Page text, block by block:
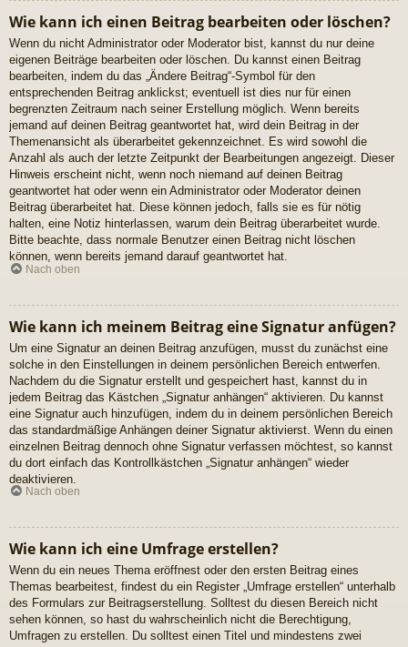
Wie kann ich einen Beitrag bearbeiten oder löschen?
Wenn du nicht Administrator oder Moderator bist, kannst du nur deine
eigenen Beiträge bearbeiten oder löschen. Du kannst einen Beitrag
bearbeiten, indem du das „Ändere Beitrag“-Symbol für den
entsprechenden Beitrag anklickst; eventuell ist dies nur für einen
begrenzten Zeitraum nach seiner Erstellung möglich. Wenn bereits
jemand auf deinen Beitrag geantwortet hat, wird dein Beitrag in der
Themenansicht als überarbeitet gekennzeichnet. Es wird sowohl die
Anzahl als auch der letzte Zeitpunkt der Bearbeitungen angezeigt. Dieser
Hinweis erscheint nicht, wenn noch niemand auf deinen Beitrag
geantwortet hat oder wenn ein Administrator oder Moderator deinen
Beitrag überarbeitet hat. Diese können jedoch, falls sie es für nötig
halten, eine Notiz hinterlassen, warum dein Beitrag überarbeitet wurde.
Bitte beachte, dass normale Benutzer einen Beitrag nicht löschen
können, wenn bereits jemand darauf geantwortet hat.
Nach oben
Wie kann ich meinem Beitrag eine Signatur anfügen?
Um eine Signatur an deinen Beitrag anzufügen, musst du zunächst eine
solche in den Einstellungen in deinem persönlichen Bereich entwerfen.
Nachdem du die Signatur erstellt und gespeichert hast, kannst du in
jedem Beitrag das Kästchen „Signatur anhängen“ aktivieren. Du kannst
eine Signatur auch hinzufügen, indem du in deinem persönlichen Bereich
das standardmäßige Anhängen deiner Signatur aktivierst. Wenn du einen
einzelnen Beitrag dennoch ohne Signatur verfassen möchtest, so kannst
du dort einfach das Kontrollkästchen „Signatur anhängen“ wieder
deaktivieren.
Nach oben
Wie kann ich eine Umfrage erstellen?
Wenn du ein neues Thema eröffnest oder den ersten Beitrag eines
Themas bearbeitest, findest du ein Register „Umfrage erstellen“ unterhalb
des Formulars zur Beitragserstellung. Solltest du diesen Bereich nicht
sehen können, so hast du wahrscheinlich nicht die Berechtigung,
Umfragen zu erstellen. Du solltest einen Titel und mindestens zwei